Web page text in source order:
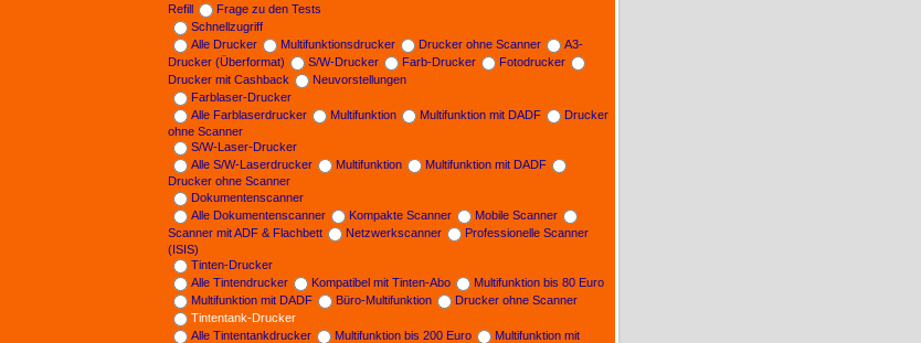
Refill
Frage zu den Tests
Schnellzugriff
Alle Drucker
Multifunktionsdrucker Drucker ohne Scanner
A3-
Drucker (Überformat)
S/W-Drucker Farb-Drucker
Fotodrucker
Drucker mit Cashback
Neuvorstellungen
Farblaser-Drucker
Alle Farblaserdrucker
Multifunktion Multifunktion mit DADF
Drucker
ohne Scanner
S/W-Laser-Drucker
Alle S/W-Laserdrucker
Multifunktion
Multifunktion mit DADF
Drucker ohne Scanner
Dokumentenscanner
Alle Dokumentenscanner
Kompakte Scanner
Mobile Scanner
Scanner mit ADF & Flachbett
Netzwerkscanner
Professionelle Scanner
(ISIS)
Tinten-Drucker
Alle Tintendrucker
Kompatibel mit Tinten-Abo
Multifunktion bis 80 Euro
Multifunktion mit DADF
Büro-Multifunktion
Drucker ohne Scanner
Tintentank-Drucker
Alle Tintentankdrucker
Multifunktion bis 200 Euro
Multifunktion mit